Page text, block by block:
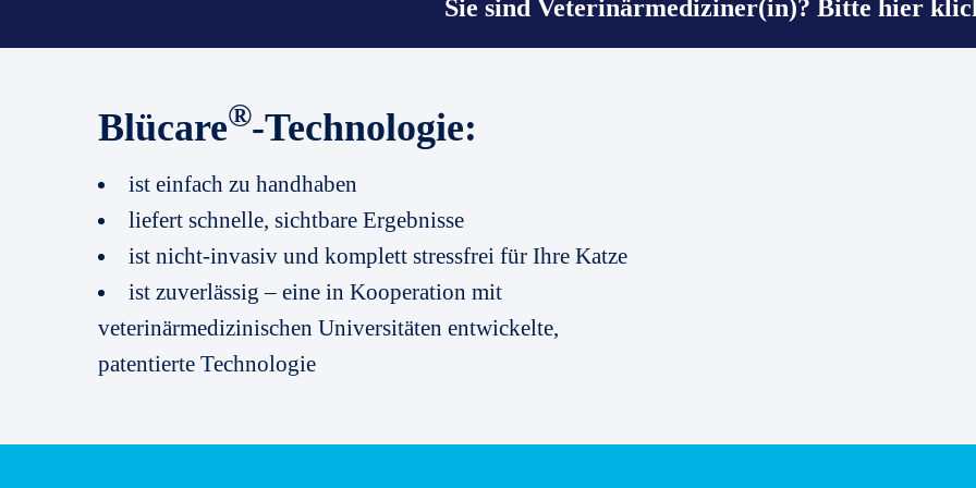
Sie sind Veterinärmediziner(in)? Bitte hier
Blücare®-Technologie:
ist einfach zu handhaben
liefert schnelle, sichtbare Ergebnisse
ist nicht-invasiv und komplett stressfrei für Ihre Katze
ist zuverlässig – eine in Kooperation mit
veterinärmedizinischen Universitäten entwickelte,
patentierte Technologie